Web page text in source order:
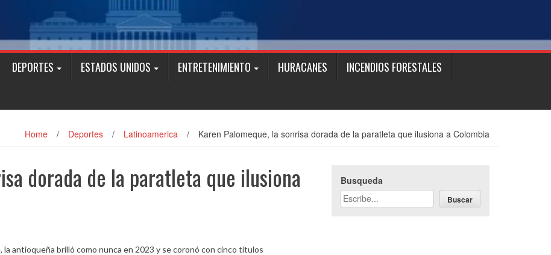
DEPORTES ESTADOS UNIDOS ENTRETENIMIENTO HURACANES
INCENDIOS FORESTALES
Home / Deportes / Latinoamerica / Karen Palomeque, la sonrisa dorada de la paratleta que ilusiona a Colombia
dorada de la paratleta que ilusiona
antioqueña brilló como nunca en 2023 y se coronó con cinco títulos
Busqueda
Buscar